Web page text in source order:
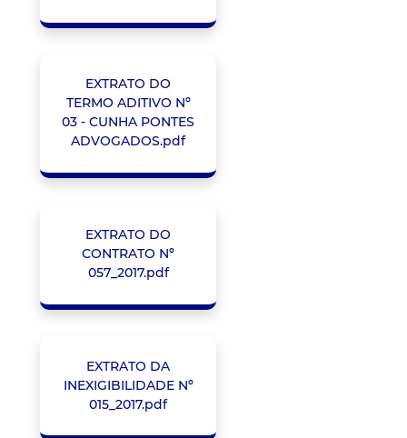
EXTRATO DO
TERMO ADITIVO Nº
03 - CUNHA PONTES
ADVOGADOS.pdf
EXTRATO DO
CONTRATO Nº
057_2017.pdf
EXTRATO DA
INEXIGIBILIDADE Nº
015_2017.pdf